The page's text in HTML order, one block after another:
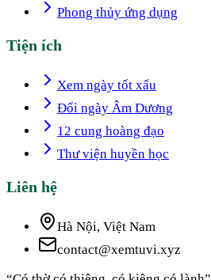
Phong thủy ứng dụng
Tiện ích
Xem ngày tốt xấu
Đổi ngày Âm Dương
12 cung hoàng đạo
Thư viện huyền học
Liên hệ
Hà Nội, Việt Nam
contact@xemtuvi.xyz